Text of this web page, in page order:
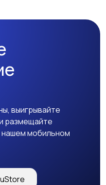
выигрывайте
размещайте
нашем мобильном